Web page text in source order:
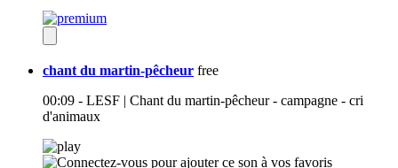
chant du martin-pêcheur free
00:09 - LESF | Chant du martin-pêcheur - campagne - cri
d'animaux